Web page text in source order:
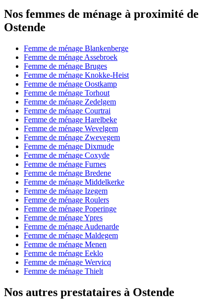
Nos femmes de ménage à proximité de
Ostende
Femme de ménage Blankenberge
Femme de ménage Assebroek
Femme de ménage Bruges
Femme de ménage Knokke-Heist
Femme de ménage Oostkamp
Femme de ménage Torhout
Femme de ménage Zedelgem
Femme de ménage Courtrai
Femme de ménage Harelbeke
Femme de ménage Wevelgem
Femme de ménage Zwevegem
Femme de ménage Dixmude
Femme de ménage Coxyde
Femme de ménage Furnes
Femme de ménage Bredene
Femme de ménage Middelkerke
Femme de ménage Izegem
Femme de ménage Roulers
Femme de ménage Poperinge
Femme de ménage Ypres
Femme de ménage Audenarde
Femme de ménage Maldegem
Femme de ménage Menen
Femme de ménage Eeklo
Femme de ménage Wervicq
Femme de ménage Thielt
Nos autres prestataires à Ostende